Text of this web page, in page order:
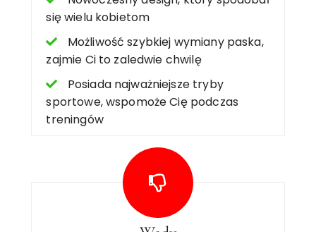
się wielu kobietom
Możliwość szybkiej wymiany paska,
zajmie Ci to zaledwie chwilę
Posiada najważniejsze tryby
sportowe, wspomoże Cię podczas
treningów